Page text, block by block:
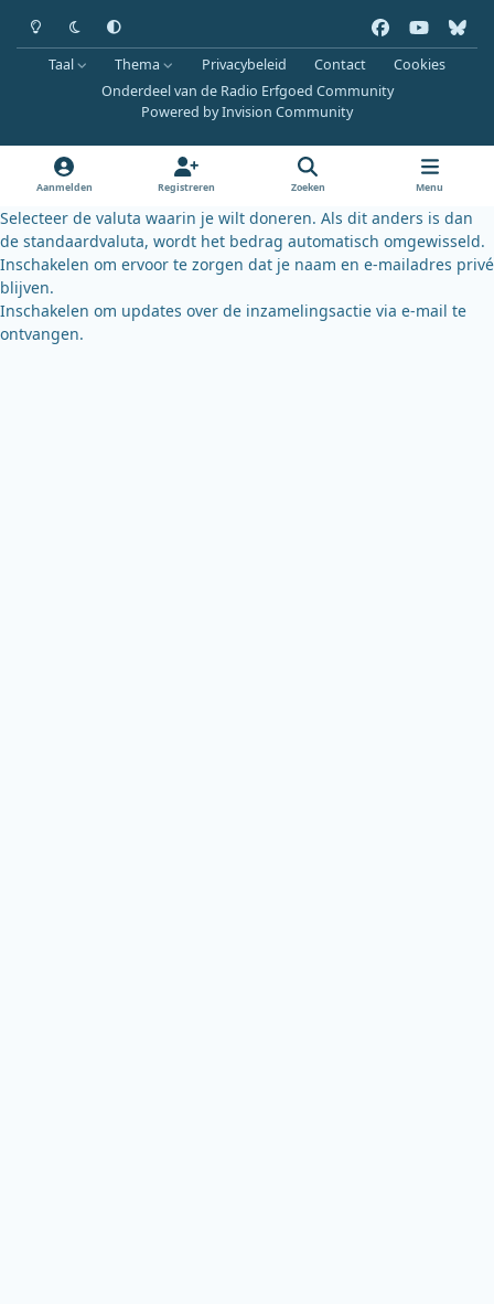
Heldere modus
Donkere modus
Systeemvoorkeur
a
c
e
o
k
o
u
b
b
l
u
k
y
Taal Thema Privacybeleid Contact
Cookies
Onderdeel van de Radio Erfgoed Community
Powered byInvision Community
Aanmelden Registreren Zoeken Menu
Selecteer de valuta waarin je wilt doneren. Als dit anders is dan
de standaardvaluta, wordt het bedrag automatisch omgewisseld.
Inschakelen om ervoor te zorgen dat je naam en e-mailadres privé
blijven.
Inschakelen om updates over de inzamelingsactie via e-mail te
ontvangen.